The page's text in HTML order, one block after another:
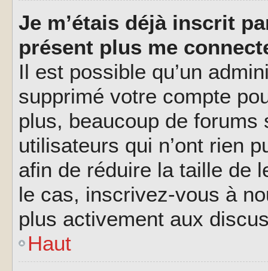
Je m’étais déjà inscrit
présent plus me
Il est possible qu’un
supprimé votre compte
plus, beaucoup de
utilisateurs qui n’ont rien
afin de réduire la taille de
le cas, inscrivez-vous à
plus activement aux
Haut